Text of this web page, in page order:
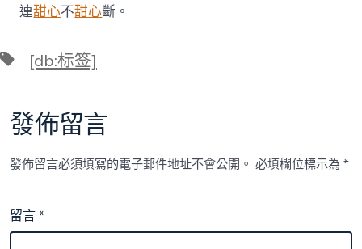
連甜心不甜心斷。
標 [db:标签]
發佈留言
發佈留言必須填寫的電子郵件地址不會公開。 必填欄位標示為*
留言*